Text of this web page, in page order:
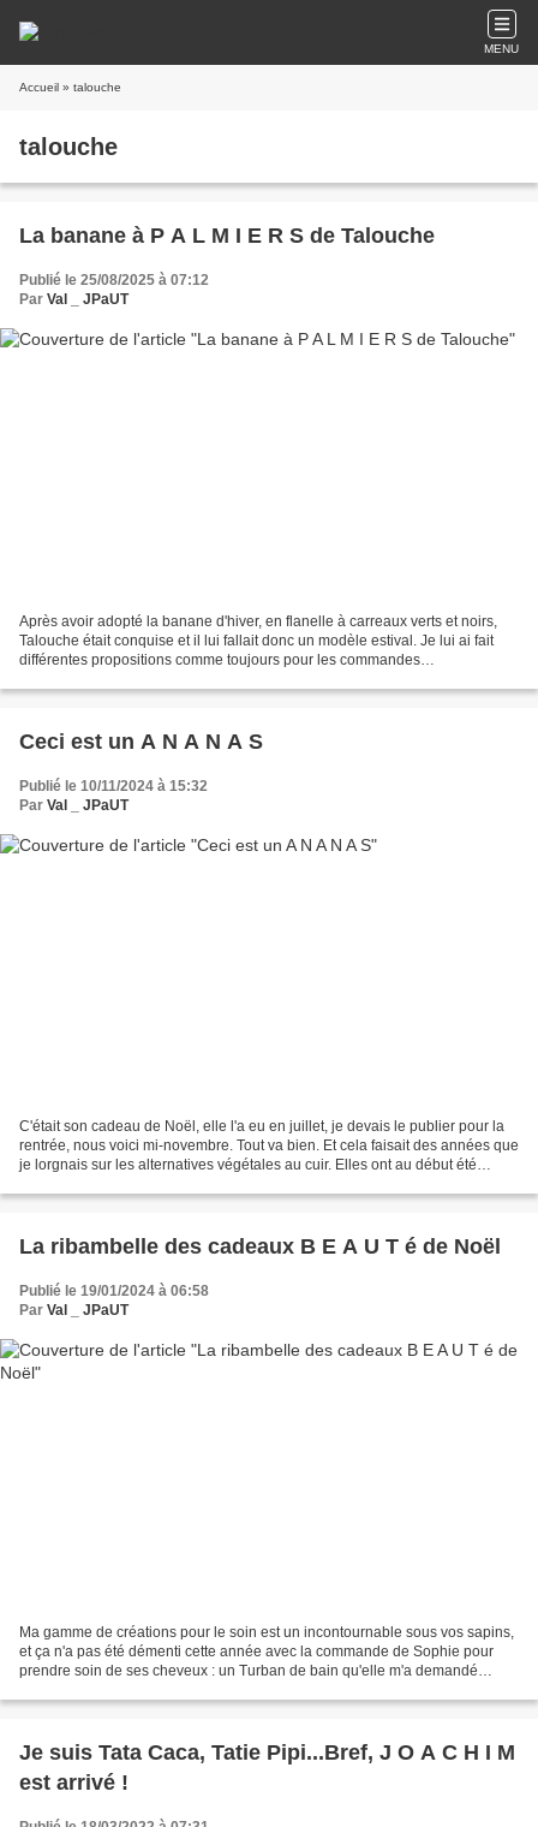
MENU
Accueil » talouche
talouche
La banane à P A L M I E R S de Talouche
Publié le 25/08/2025 à 07:12
Par Val _ JPaUT
Après avoir adopté la banane d'hiver, en flanelle à carreaux verts et noirs,
Talouche était conquise et il lui fallait donc un modèle estival. Je lui ai fait
différentes propositions comme toujours pour les commandes
Ceci est un A N A N A S
Publié le 10/11/2024 à 15:32
Par Val _ JPaUT
C'était son cadeau de Noël, elle l'a eu en juillet, je devais le publier pour la
rentrée, nous voici mi-novembre. Tout va bien. Et cela faisait des années que
je lorgnais sur les alternatives végétales au cuir. Elles ont au début été
La ribambelle des cadeaux B E A U T é de Noël
Publié le 19/01/2024 à 06:58
Par Val _ JPaUT
Ma gamme de créations pour le soin est un incontournable sous vos sapins,
et ça n'a pas été démenti cette année avec la commande de Sophie pour
prendre soin de ses cheveux : un Turban de bain qu'elle m'a demandé
Je suis Tata Caca, Tatie Pipi...Bref, J O A C H I M
est arrivé !